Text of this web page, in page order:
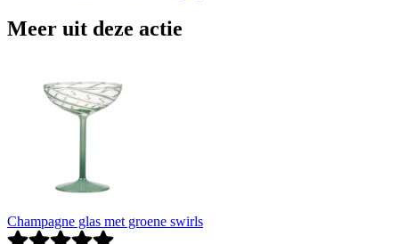
Meer uit deze actie
Champagne glas met groene swirls